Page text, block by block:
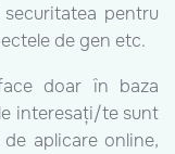
pentru
de gen etc.
doar în baza
interesați/te sunt
aplicare online,